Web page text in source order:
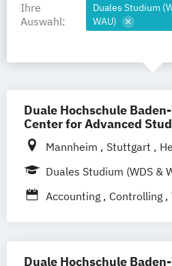
Ihre
Auswahl:
Duales Studium
WAU)
Duale Hochschule
Center for Advanced
Mannheim Stuttgart
Bad Mergentheim
Mosbach Ravensburg
Villingen-Schwenningen
Duales Studium (WDS &
Accounting
Controlling
Advanced Practice in
Duale Hochschule